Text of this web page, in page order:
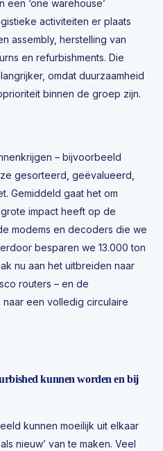
‘one warehouse’
activiteiten er plaats
assembly, herstelling van
en refurbishments. Die
omdat duurzaamheid
binnen de groep zijn.
– bijvoorbeeld
gesorteerd, geëvalueerd,
Gemiddeld gaat het om
impact heeft op de
modems en decoders die we
besparen we 13.000 ton
nu aan het uitbreiden naar
routers – en de
een volledig circulaire
kunnen worden en bij
kunnen moeilijk uit elkaar
nieuw’ van te maken. Veel